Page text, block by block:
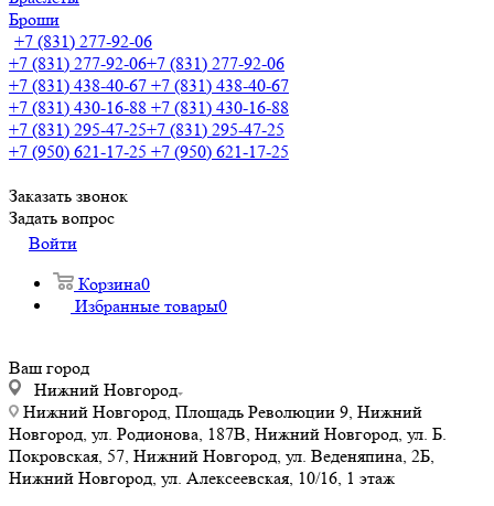
Броши
+7 (831) 277-92-06
+7 (831) 277-92-06+7 (831) 277-92-06
+7 (831) 438-40-67 +7 (831) 438-40-67
+7 (831) 430-16-88 +7 (831) 430-16-88
+7 (831) 295-47-25+7 (831) 295-47-25
+7 (950) 621-17-25 +7 (950) 621-17-25
Заказать звонок
Задать вопрос
Войти
Корзина0
Избранные товары0
Ваш город
Нижний Новгород
Нижний Новгород, Площадь Революции 9, Нижний
Новгород, ул. Родионова, 187В, Нижний Новгород, ул. Б.
Покровская, 57, Нижний Новгород, ул. Веденяпина, 2Б,
Нижний Новгород, ул. Алексеевская, 10/16, 1 этаж